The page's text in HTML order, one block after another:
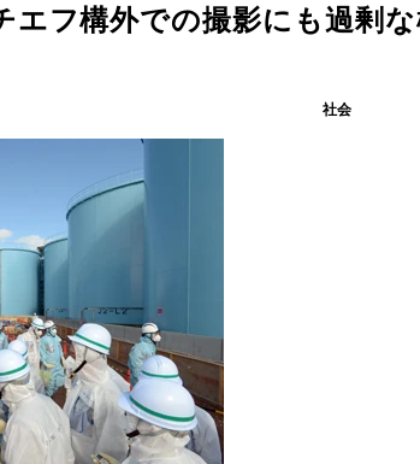
エフ構外での撮影にも過剰
社会